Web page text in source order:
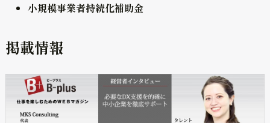
小規模事業者持続化補助金
掲載情報